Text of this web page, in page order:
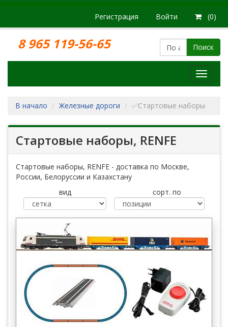
Регистрация Войти (0)
8 965 119-56-65 Поиск
Модели
В начало
Железные дороги ✅Стартовые наборы
Стартовые наборы, RENFE
Стартовые наборы, RENFE - доставка по Москве,
России, Белоруссии и Казахстану
вид
сорт. по